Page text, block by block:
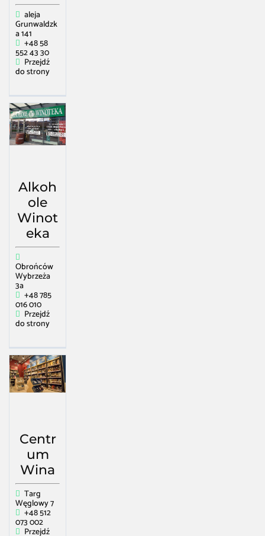
aleja
Grunwaldzk
a 141
+48 58
552 43 30
Przejdź
do strony
Alkoh
ole
Winot
eka
Obrońców
Wybrzeża
3a
+48 785
016 010
Przejdź
do strony
Centr
um
Wina
Targ
Węglowy 7
+48 512
073 002
Przejdź